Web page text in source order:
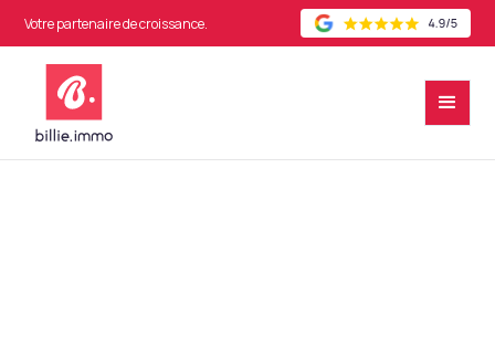
Votre partenaire de croissance.